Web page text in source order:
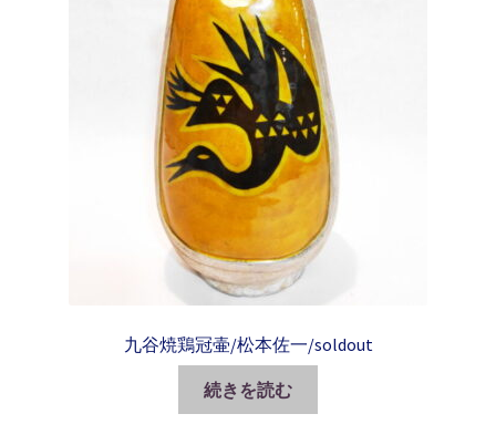
九谷焼鶏冠壷/松本佐一/soldout
続きを読む